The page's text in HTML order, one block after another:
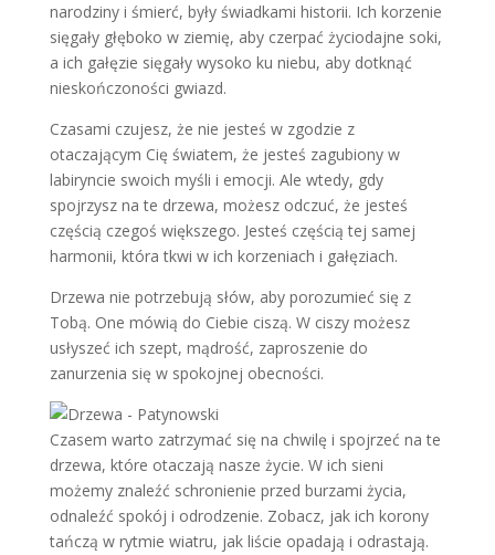
narodziny i śmierć, były świadkami historii. Ich korzenie
sięgały głęboko w ziemię, aby czerpać życiodajne soki,
a ich gałęzie sięgały wysoko ku niebu, aby dotknąć
nieskończoności gwiazd.
Czasami czujesz, że nie jesteś w zgodzie z
otaczającym Cię światem, że jesteś zagubiony w
labiryncie swoich myśli i emocji. Ale wtedy, gdy
spojrzysz na te drzewa, możesz odczuć, że jesteś
częścią czegoś większego. Jesteś częścią tej samej
harmonii, która tkwi w ich korzeniach i gałęziach.
Drzewa nie potrzebują słów, aby porozumieć się z
Tobą. One mówią do Ciebie ciszą. W ciszy możesz
usłyszeć ich szept, mądrość, zaproszenie do
zanurzenia się w spokojnej obecności.
Czasem warto zatrzymać się na chwilę i spojrzeć na te
drzewa, które otaczają nasze życie. W ich sieni
możemy znaleźć schronienie przed burzami życia,
odnaleźć spokój i odrodzenie. Zobacz, jak ich korony
tańczą w rytmie wiatru, jak liście opadają i odrastają.